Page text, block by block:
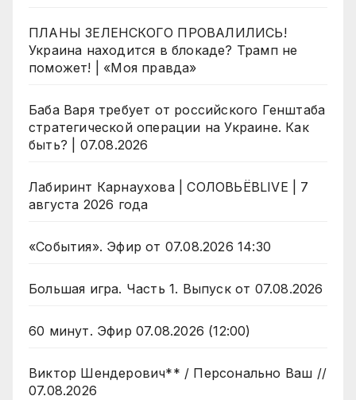
ПЛАНЫ ЗЕЛЕНСКОГО ПРОВАЛИЛИСЬ!
Украина находится в блокаде? Трамп не
поможет! | «Моя правда»
Баба Варя требует от российского Генштаба
стратегической операции на Украине. Как
быть? | 07.08.2026
Лабиринт Карнаухова | СОЛОВЬЁВLIVE | 7
августа 2026 года
«События». Эфир от 07.08.2026 14:30
Большая игра. Часть 1. Выпуск от 07.08.2026
60 минут. Эфир 07.08.2026 (12:00)
Виктор Шендерович** / Персонально Ваш //
07.08.2026